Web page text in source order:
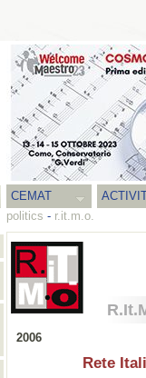
CEMAT
politics - r.it.m.o.
2006
Rete